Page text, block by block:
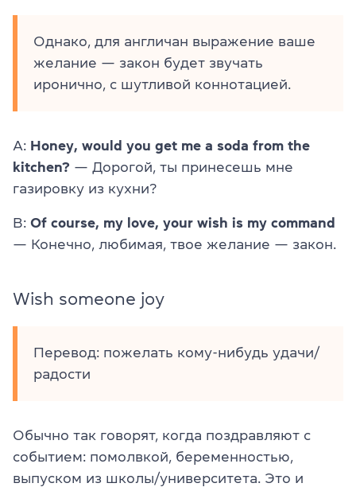
Однако, для англичан выражение ваше
желание — закон будет звучать
иронично, с шутливой коннотацией.
A: Honey, would you get me a soda from the
kitchen? — Дорогой, ты принесешь мне
газировку из кухни?
B: Of course, my love, your wish is my command
— Конечно, любимая, твое желание — закон.
Wish someone joy
Перевод: пожелать кому-нибудь удачи/
радости
Обычно так говорят, когда поздравляют с
событием: помолвкой, беременностью,
выпуском из школы/университета. Это и